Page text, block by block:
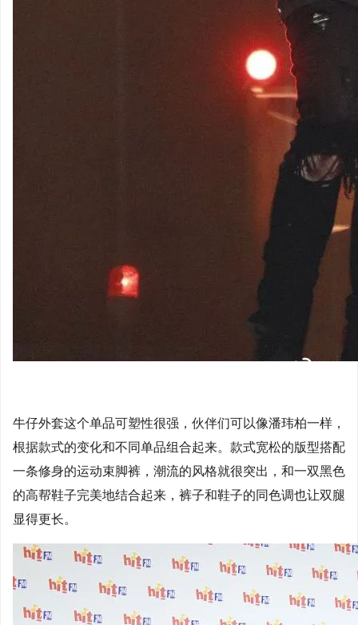
牛仔外套这个单品可塑性很强，伙伴们可以像潘玮柏一样，
根据款式的变化和不同单品组合起来。款式宽松的版型搭配
一条修身的运动束脚裤，潮流的风格就很突出，和一双黑色
的高帮鞋子完美地结合起来，裤子和鞋子的同色调也让双腿
显得更长。